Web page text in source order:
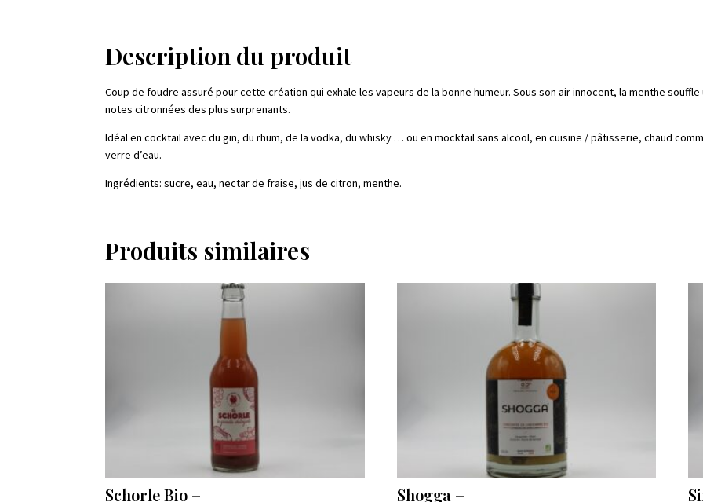
Description du produit
Coup de foudre assuré pour cette création qui exhale les vapeurs de la bonne humeur. Sous son air innocent, la menthe
notes citronnées des plus surprenants.
Idéal en cocktail avec du gin, du rhum, de la vodka, du whisky … ou en mocktail sans alcool, en cuisine / pâtisserie, chaud
verre d’eau.
Ingrédients: sucre, eau, nectar de fraise, jus de citron, menthe.
Produits similaires
Schorle Bio –
Shogga –